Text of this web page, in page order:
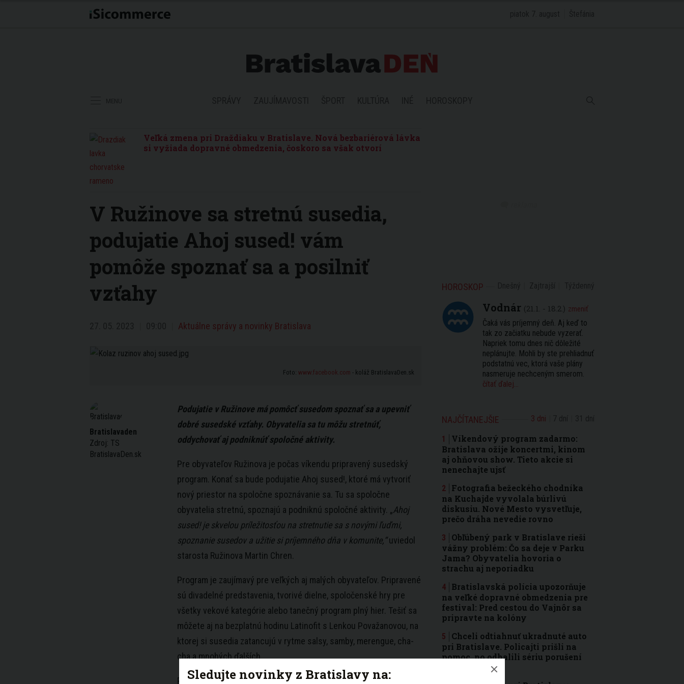
Veľká zmena pri Draždiaku v Bratislave. Nová bezbariérová lávka
si vyžiada dopravné obmedzenia, čoskoro sa však otvorí
V Ružinove sa stretnú susedia,
podujatie Ahoj sused! vám
pomôže spoznať sa a posilniť
vzťahy
Aktuálne správy a novinky Bratislava
Foto: www.facebook.com - koláž BratislavaDen.sk
Bratislavaden
Zdroj: TS
BratislavaDen.sk
Podujatie v Ružinove má pomôcť susedom spoznať sa a upevniť
dobré susedské vzťahy. Obyvatelia sa tu môžu stretnúť,
oddychovať aj podniknúť spoločné aktivity.
Pre obyvateľov Ružinova je počas víkendu pripravený susedský
program. Konať sa bude podujatie Ahoj sused!, ktoré má vytvoriť
nový priestor na spoločne spoznávanie sa. Tu sa spoločne
obyvatelia stretnú, spoznajú a podniknú spoločné aktivity. „Ahoj
sused! je skvelou príležitosťou na stretnutie sa s novými ľuďmi,
spoznanie susedov a užitie si príjemného dňa v komunite,“uviedol
starosta Ružinova Martin Chren.
Program je zaujímavý pre veľkých aj malých obyvateľov. Pripravené
sú divadelné predstavenia, tvorivé dielne, spoločenské hry pre
všetky vekové kategórie alebo tanečný program plný hier. Tešiť sa
môžete aj na bezplatnú hodinu Latinofit s Lenkou Považanovou, na
ktorej si susedia zatancujú v rytme salsy, samby, merengue, cha-
cha a mnohých ďalších.
Pre všetkých prítomných susedov bude k dispozícii občerstvenie
HOROSKOP
Vodnár (21.1. - 18.2.) zmeniť
Čaká vás príjemný deň. Aj keď to
tak zo začiatku nebude vyzerať.
Napriek tomu dnes nič dôležité
neplánujte. Mohli by ste prehliadnuť
podstatnú vec, ktorá vaše plány
nasmeruje nechceným smerom.
čítať ďalej...
NAJČÍTANEJŠIE 3 dni
Víkendový program zadarmo:
Bratislava ožije koncertmi, kinom
aj ohňovou show. Tieto akcie si
nenechajte ujsť
Fotografia bežeckého chodníka
na Kuchajde vyvolala búrlivú
diskusiu. Nové Mesto vysvetľuje,
prečo dráha nevedie rovno
Obľúbený park v Bratislave rieši
vážny problém: Čo sa deje v Parku
Jama? Obyvatelia hovoria o
strachu aj neporiadku
Bratislavská polícia upozorňuje
na veľké dopravné obmedzenia pre
festival: Pred cestou do Vajnôr sa
pripravte na kolóny
Chceli odtiahnuť ukradnuté auto
pri Bratislave. Policajti prišli na
pomoc, no odhalili sériu porušení
Sledujte novinky z Bratislavy na: